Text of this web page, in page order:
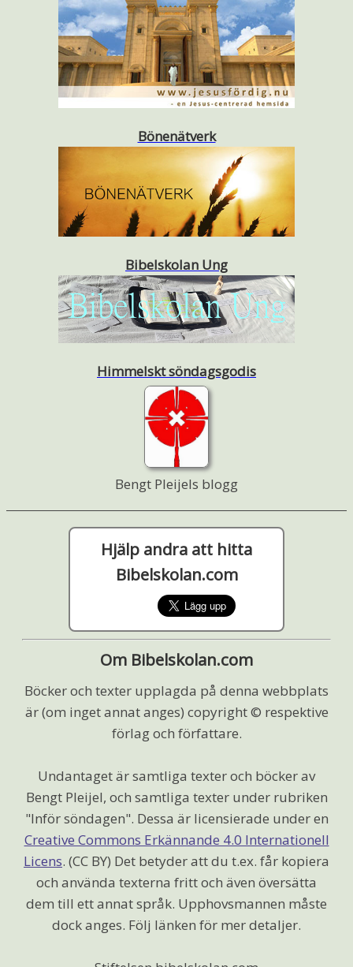
Bönenätverk
Bibelskolan Ung
Himmelskt söndagsgodis
Bengt Pleijels blogg
Hjälp andra att hitta
Bibelskolan.com
Om Bibelskolan.com
Böcker och texter upplagda på denna webbplats
är (om inget annat anges) copyright © respektive
förlag och författare.
Undantaget är samtliga texter och böcker av
Bengt Pleijel, och samtliga texter under rubriken
"Inför söndagen". Dessa är licensierade under en
Creative Commons Erkännande 4.0 Internationell
Licens. (CC BY) Det betyder att du t.ex. får kopiera
och använda texterna fritt och även översätta
dem till ett annat språk. Upphovsmannen måste
dock anges. Följ länken för mer detaljer.